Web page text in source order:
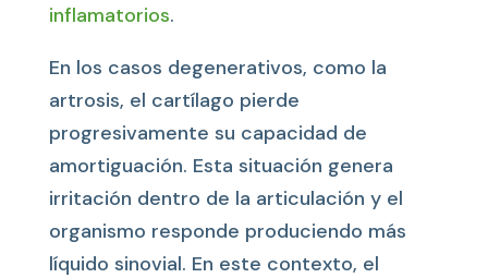
inflamatorios.
En los casos degenerativos, como la
artrosis, el cartílago pierde
progresivamente su capacidad de
amortiguación. Esta situación genera
irritación dentro de la articulación y el
organismo responde produciendo más
líquido sinovial. En este contexto, el